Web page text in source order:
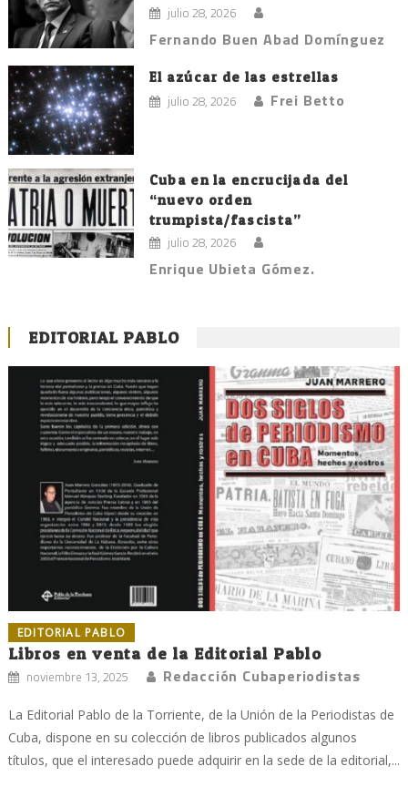
julio 28, 2026
Fernando Buen Abad Domínguez
El azúcar de las estrellas
julio 28, 2026 Frei Betto
Cuba en la encrucijada del
“nuevo orden
trumpista/fascista”
julio 28, 2026
Enrique Ubieta Gómez.
EDITORIAL PABLO
EDITORIAL PABLO
Libros en venta de la Editorial Pablo
noviembre 13, 2025 Redacción Cubaperiodistas
La Editorial Pablo de la Torriente, de la Unión de la Periodistas de
Cuba, dispone en su colección de libros publicados algunos
títulos, que el interesado puede adquirir en la sede de la editorial,...